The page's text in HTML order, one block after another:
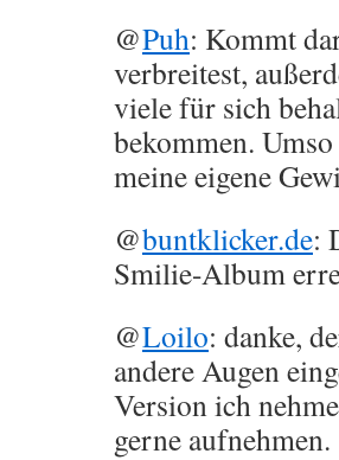
@Puh: Kommt
verbreitest,
viele für sich
bekommen.
meine eigene
@buntklicker.de:
Smilie-Album
@Loilo: danke,
andere Augen
Version ich
gerne aufnehmen.